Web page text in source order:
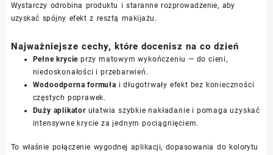
Wystarczy odrobina produktu i staranne rozprowadzenie, aby
uzyskać spójny efekt z resztą makijażu.
Najważniejsze cechy, które docenisz na co dzień
Pełne krycie przy matowym wykończeniu — do cieni,
niedoskonałości i przebarwień.
Wodoodporna formuła i długotrwały efekt bez konieczności
częstych poprawek.
Duży aplikatorułatwia szybkie nakładanie i pomaga uzyskać
intensywne krycie za jednym pociągnięciem.
To właśnie połączenie wygodnej aplikacji, dopasowania do kolorytu